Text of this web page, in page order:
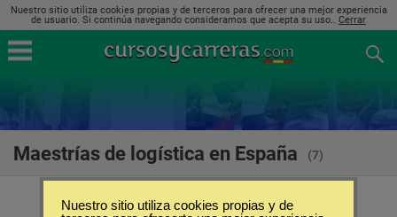
Nuestro sitio utiliza cookies propias y de terceros para ofrecer una mejor experiencia
de usuario. Si continúa navegando consideramos que acepta su uso.. Cerrar
Maestrías de logística en España (7)
Nuestro sitio utiliza cookies propias y de